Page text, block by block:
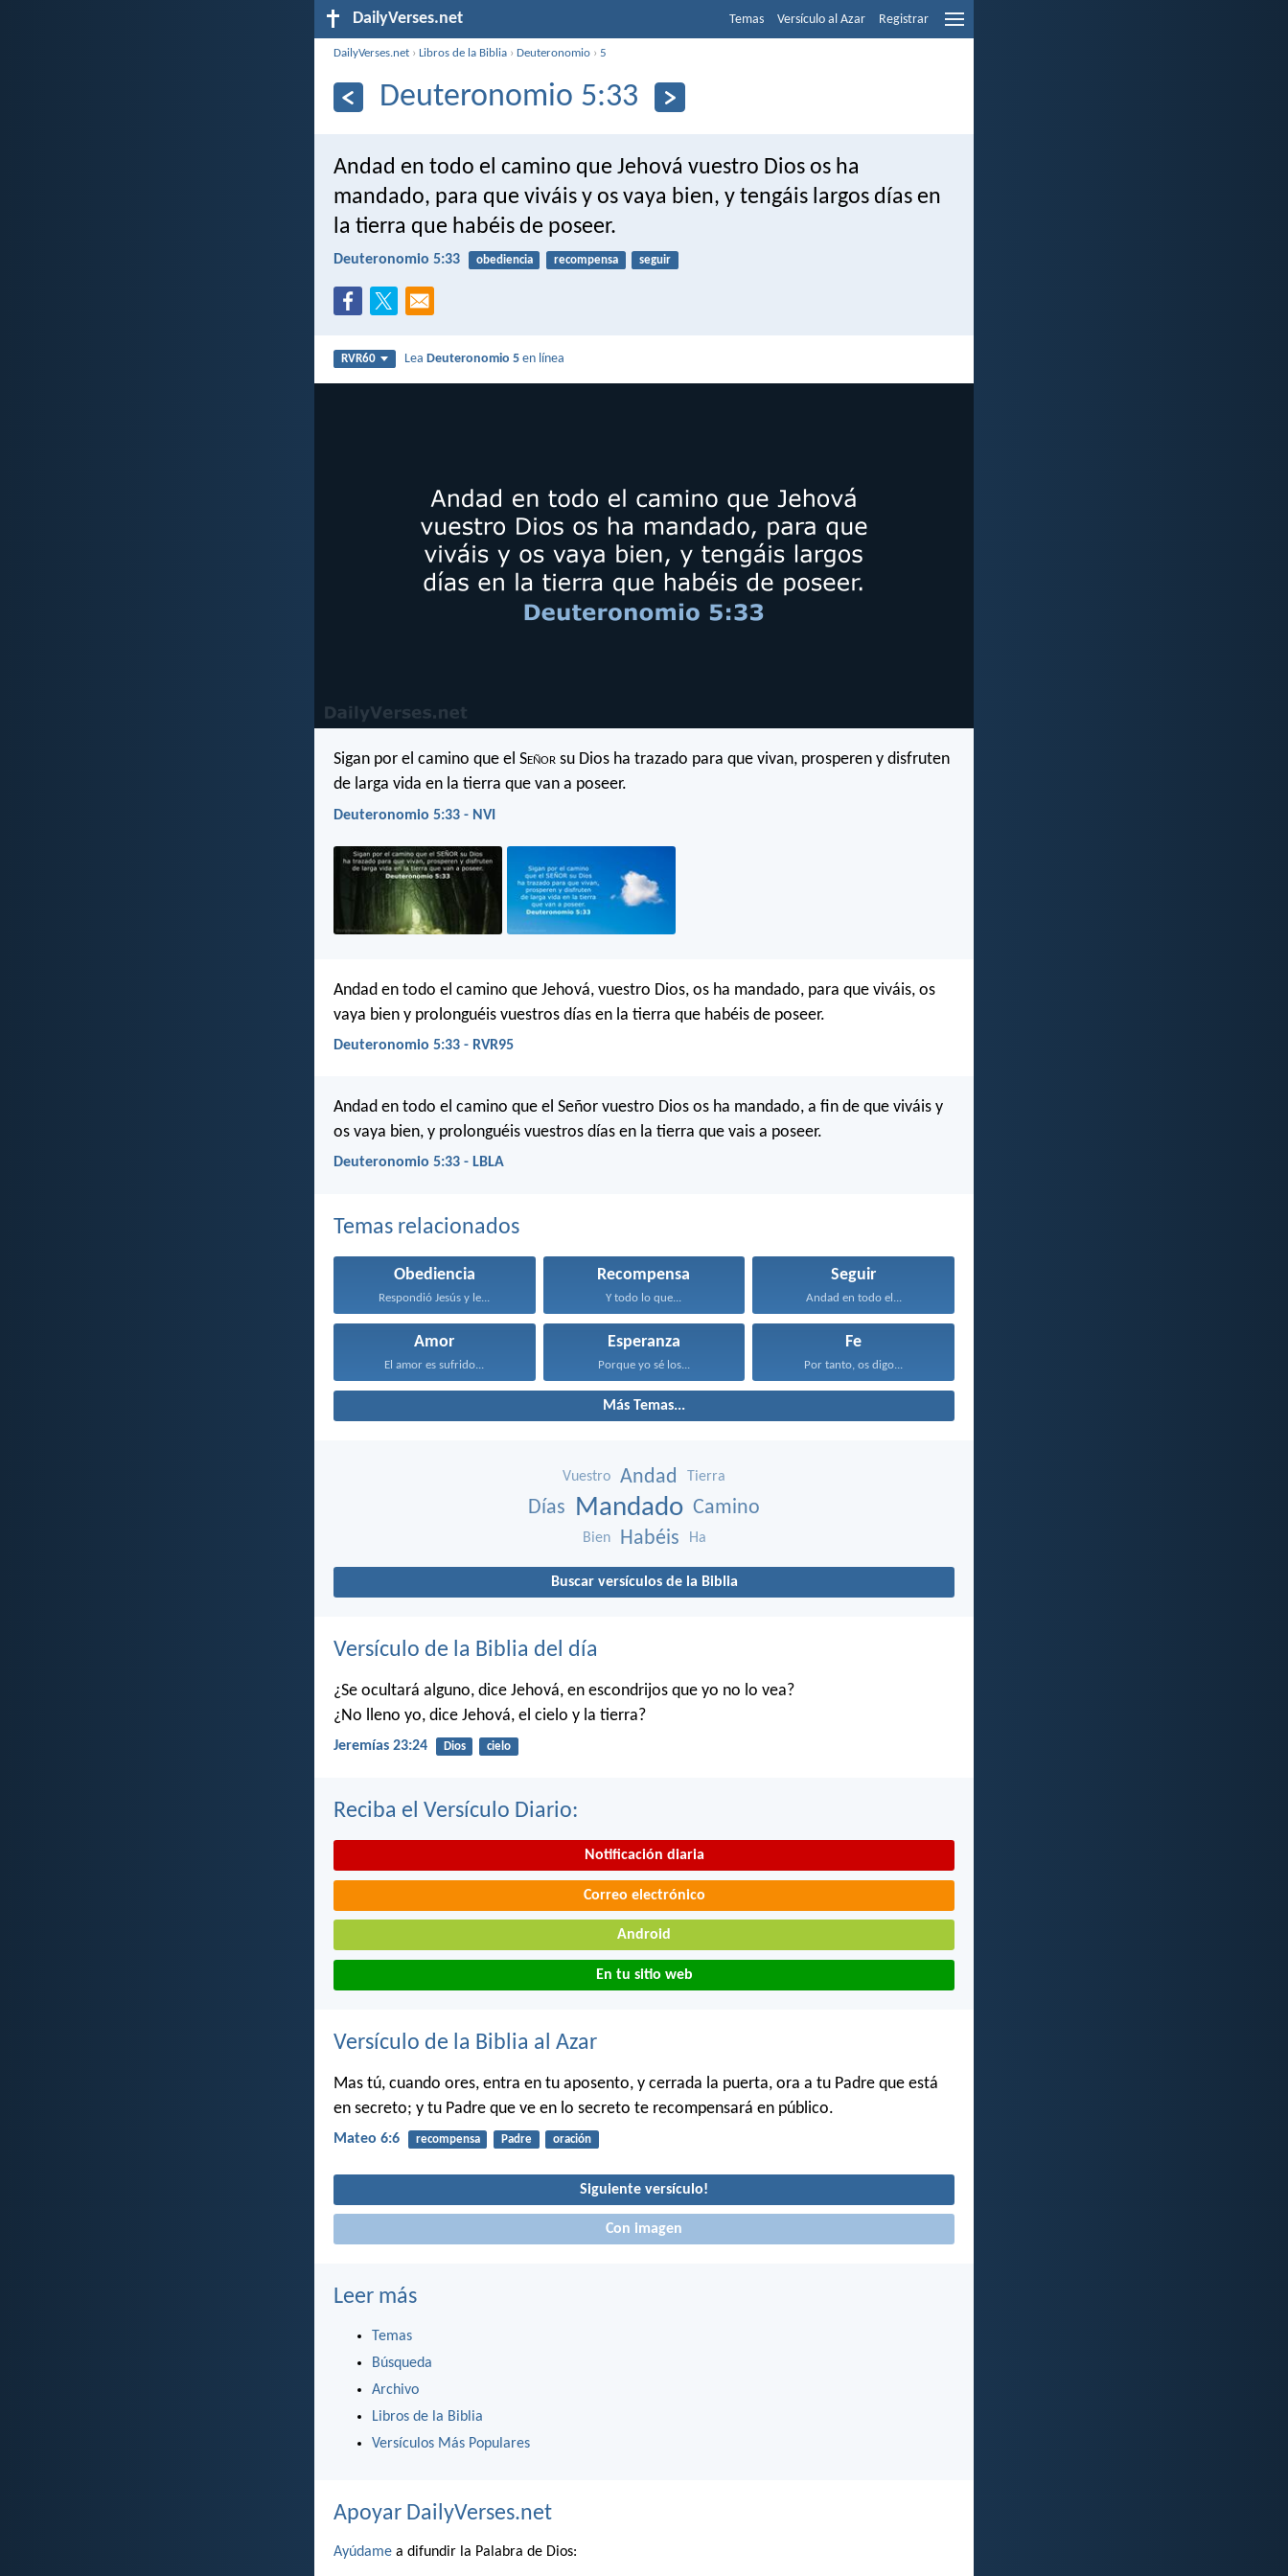
DailyVerses.net Temas Versículo al Azar Registrar
DailyVerses.net ›Libros de la Biblia ›Deuteronomio ›5
Deuteronomio 5:33
Andad en todo el camino que Jehová vuestro Dios os ha
mandado, para que viváis y os vaya bien, y tengáis largos días en
la tierra que habéis de poseer.
Deuteronomio 5:33 obediencia recompensa seguir
RVR60 LeaDeuteronomio 5 en línea
Sigan por el camino que el Señor su Dios ha trazado para que vivan, prosperen y disfruten
de larga vida en la tierra que van a poseer.
Deuteronomio 5:33 - NVI
Andad en todo el camino que Jehová, vuestro Dios, os ha mandado, para que viváis, os
vaya bien y prolonguéis vuestros días en la tierra que habéis de poseer.
Deuteronomio 5:33 - RVR95
Andad en todo el camino que el Señor vuestro Dios os ha mandado, a fin de que viváis y
os vaya bien, y prolonguéis vuestros días en la tierra que vais a poseer.
Deuteronomio 5:33 - LBLA
Temas relacionados
Obediencia
Respondió Jesús y le...
Recompensa
Y todo lo que...
Seguir
Andad en todo el...
Amor
El amor es sufrido...
Esperanza
Porque yo sé los...
Fe
Por tanto, os digo...
Más Temas...
Vuestro Andad Tierra
Días Mandado Camino
Bien Habéis Ha
Buscar versículos de la Biblia
Versículo de la Biblia del día
¿Se ocultará alguno, dice Jehová, en escondrijos que yo no lo vea?
¿No lleno yo, dice Jehová, el cielo y la tierra?
Jeremías 23:24 Dios cielo
Reciba el Versículo Diario:
Notificación diaria
Correo electrónico
Android
En tu sitio web
Versículo de la Biblia al Azar
Mas tú, cuando ores, entra en tu aposento, y cerrada la puerta, ora a tu Padre que está
en secreto; y tu Padre que ve en lo secreto te recompensará en público.
Mateo 6:6 recompensa Padre oración
Siguiente versículo!
Con imagen
Leer más
Temas
Búsqueda
Archivo
Libros de la Biblia
Versículos Más Populares
Apoyar DailyVerses.net
Ayúdame a difundir la Palabra de Dios: